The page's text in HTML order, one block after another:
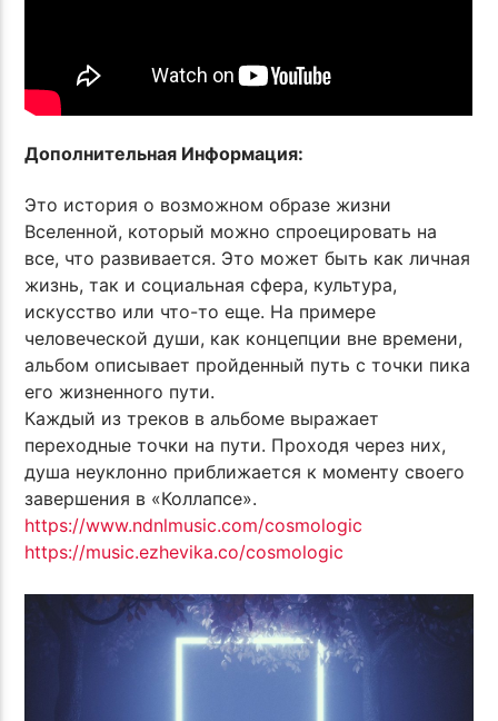
Дополнительная Информация:
Это история о возможном образе жизни
Вселенной, который можно спроецировать на
все, что развивается. Это может быть как личная
жизнь, так и социальная сфера, культура,
искусство или что-то еще. На примере
человеческой души, как концепции вне времени,
альбом описывает пройденный путь с точки пика
его жизненного пути.
Каждый из треков в альбоме выражает
переходные точки на пути. Проходя через них,
душа неуклонно приближается к моменту своего
завершения в «Коллапсе».
https://www.ndnlmusic.com/cosmologic
https://music.ezhevika.co/cosmologic